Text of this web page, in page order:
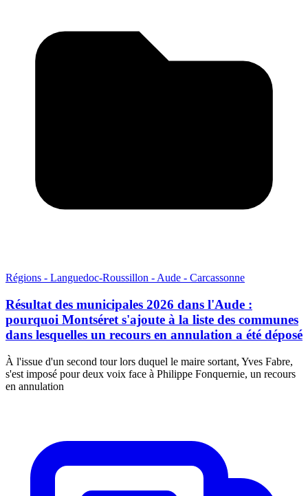
Régions - Languedoc-Roussillon - Aude - Carcassonne
Résultat des municipales 2026 dans l'Aude :
pourquoi Montséret s'ajoute à la liste des communes
dans lesquelles un recours en annulation a été déposé
À l'issue d'un second tour lors duquel le maire sortant, Yves Fabre,
s'est imposé pour deux voix face à Philippe Fonquernie, un recours
en annulation